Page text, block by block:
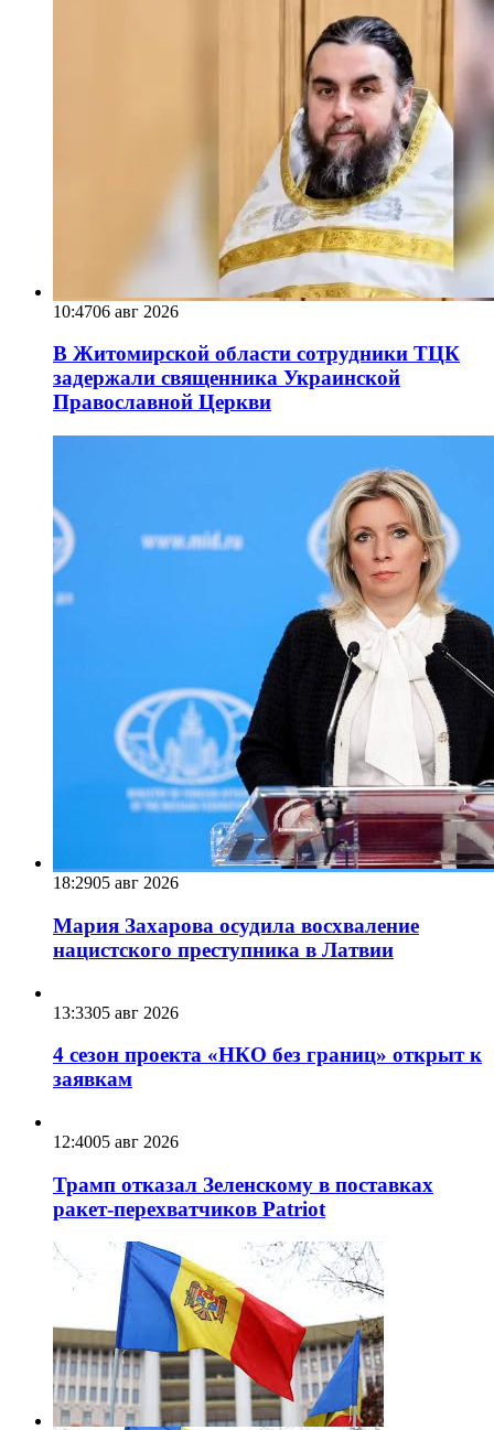
10:4706 авг 2026
В Житомирской области сотрудники ТЦК
задержали священника Украинской
Православной Церкви
18:2905 авг 2026
Мария Захарова осудила восхваление
нацистского преступника в Латвии
13:3305 авг 2026
4 сезон проекта «НКО без границ» открыт к
заявкам
12:4005 авг 2026
Трамп отказал Зеленскому в поставках
ракет-перехватчиков Patriot